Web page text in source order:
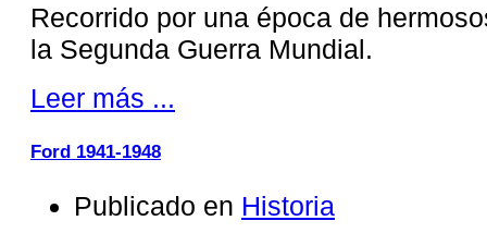
Recorrido por una época de
la Segunda Guerra Mundial.
Leer más ...
Ford 1941-1948
Publicado en Historia